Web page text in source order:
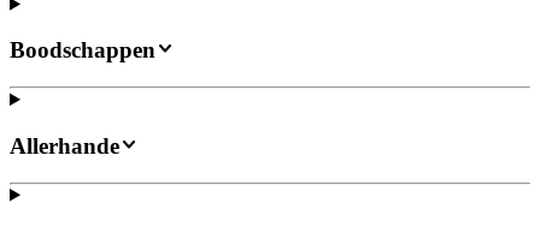
Boodschappen
Allerhande